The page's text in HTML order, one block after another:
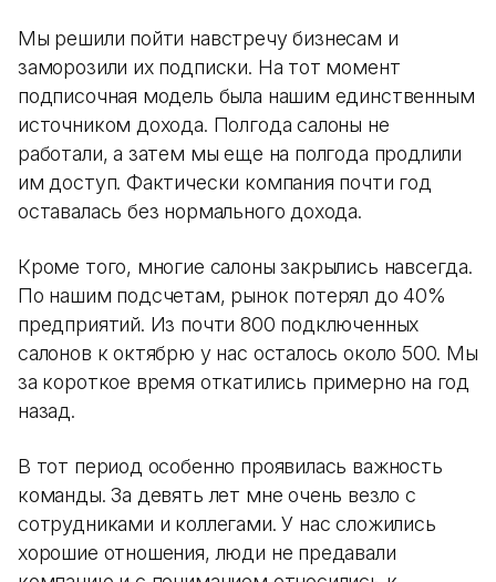
Мы решили пойти навстречу бизнесам и
заморозили их подписки. На тот момент
подписочная модель была нашим единственным
источником дохода. Полгода салоны не
работали, а затем мы еще на полгода продлили
им доступ. Фактически компания почти год
оставалась без нормального дохода.
Кроме того, многие салоны закрылись навсегда.
По нашим подсчетам, рынок потерял до 40%
предприятий. Из почти 800 подключенных
салонов к октябрю у нас осталось около 500. Мы
за короткое время откатились примерно на год
назад.
В тот период особенно проявилась важность
команды. За девять лет мне очень везло с
сотрудниками и коллегами. У нас сложились
хорошие отношения, люди не предавали